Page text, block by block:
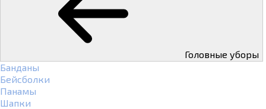
Головные уборы
Банданы
Бейсболки
Панамы
Шапки